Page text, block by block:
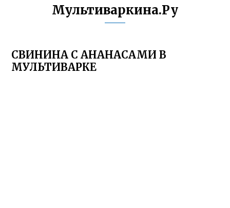
Мультиваркина.Ру
СВИНИНА С АНАНАСАМИ В
МУЛЬТИВАРКЕ